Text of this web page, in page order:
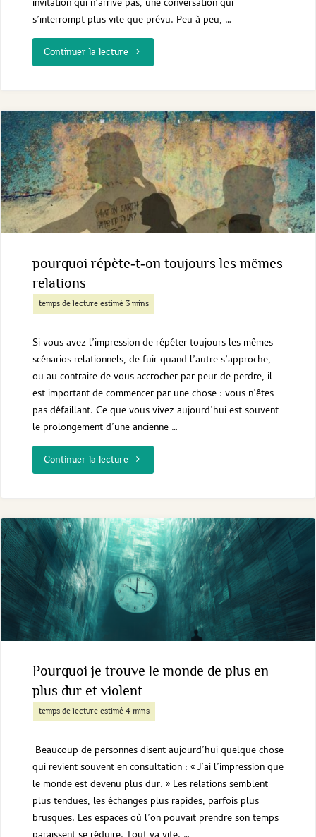
invitation qui n’arrive pas, une conversation qui
s’interrompt plus vite que prévu. Peu à peu, …
Continuer la lecture"Pourquoi
l’impression
d’être
rejeté
?
pourquoi répète‑t‑on toujours les mêmes
relations
Si vous avez l’impression de répéter toujours les mêmes
scénarios relationnels, de fuir quand l’autre s’approche,
ou au contraire de vous accrocher par peur de perdre, il
est important de commencer par une chose : vous n’êtes
pas défaillant. Ce que vous vivez aujourd’hui est souvent
le prolongement d’une ancienne …
Continuer la lecture"pourquoi
les
mêmes
relations
Pourquoi je trouve le monde de plus en
plus dur et violent
Beaucoup de personnes disent aujourd’hui quelque chose
qui revient souvent en consultation : « J’ai l’impression que
le monde est devenu plus dur. » Les relations semblent
plus tendues, les échanges plus rapides, parfois plus
brusques. Les espaces où l’on pouvait prendre son temps